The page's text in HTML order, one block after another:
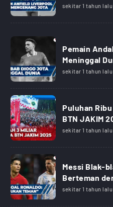
sekitar 1 tahun lalu
Pemain
Meninggal
sekitar 1 tahun lalu
Puluhan
BTN JAKIM
sekitar 1 tahun lalu
Messi Blak-
Berteman
sekitar 1 tahun lalu